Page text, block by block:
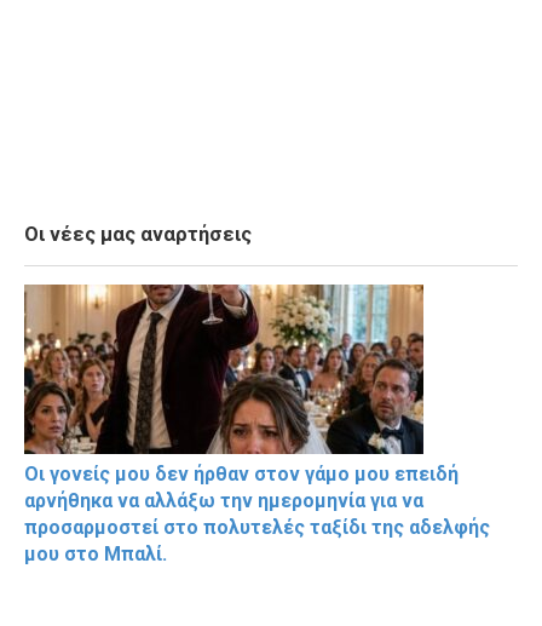
Οι νέες μας αναρτήσεις
Οι γονείς μου δεν ήρθαν στον γάμο μου επειδή
αρνήθηκα να αλλάξω την ημερομηνία για να
προσαρμοστεί στο πολυτελές ταξίδι της αδελφής
μου στο Μπαλί.